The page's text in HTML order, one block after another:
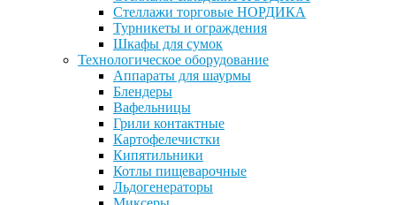
Стеллажи торговые НОРДИКА
Турникеты и ограждения
Шкафы для сумок
Технологическое оборудование
Аппараты для шаурмы
Блендеры
Вафельницы
Грили контактные
Картофелечистки
Кипятильники
Котлы пищеварочные
Льдогенераторы